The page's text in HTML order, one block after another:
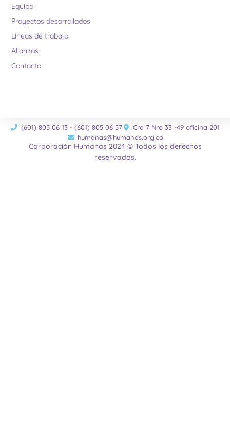
Equipo
Proyectos desarrollados
Lineas de trabajo
Alianzas
Contacto
(601) 805 06 13 - (601) 805 06 57
Cra 7 Nro 33 -49 oficina 201
humanas@humanas.org.co
Corporación Humanas 2024 © Todos los derechos
reservados.